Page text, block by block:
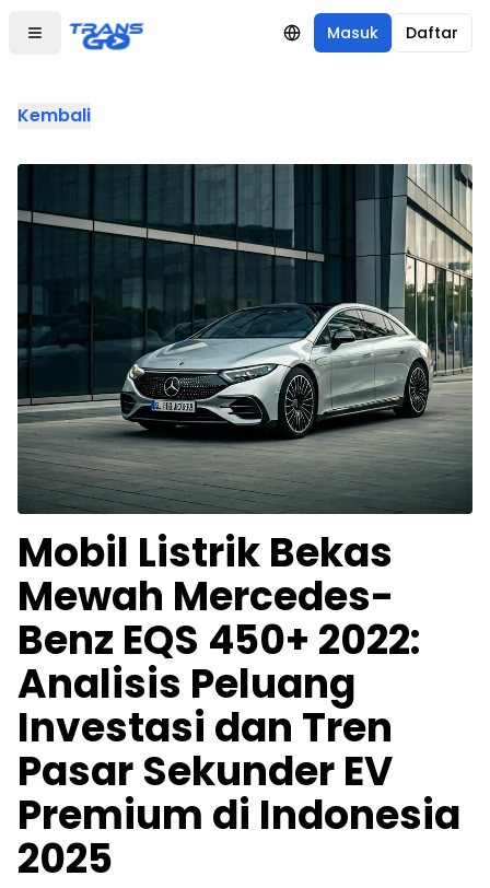
Masuk Daftar
Kembali
Mobil Listrik Bekas
Mewah Mercedes-
Benz EQS 450+ 2022:
Analisis Peluang
Investasi dan Tren
Pasar Sekunder EV
Premium di Indonesia
2025